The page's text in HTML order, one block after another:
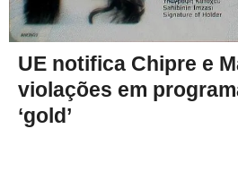
UE notifica Chipre e
violações em
‘gold’